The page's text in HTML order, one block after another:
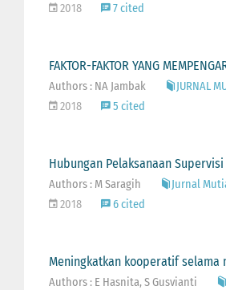
2018
7 cited
FAKTOR-FAKTOR YANG
Authors : NA Jambak
JURNAL
2018
5 cited
Hubungan Pelaksanaan
Authors : M Saragih
Jurnal
2018
6 cited
Meningkatkan kooperatif
Authors : E Hasnita, S Gusvianti